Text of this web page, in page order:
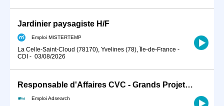
Jardinier paysagiste H/F
Emploi MISTERTEMP
La Celle-Saint-Cloud (78170), Yvelines (78), Île-de-France -
CDI - 03/08/2026
Responsable d'Affaires CVC - Grands Projets (H/F)
Emploi Adsearch